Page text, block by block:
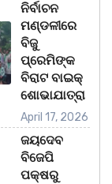
ନିର୍ବାଚନ
ମଣ୍ଡଳୀରେ
ବିଜୁ
ପ୍ରେମିଙ୍କ
ବିରାଟ ବାଇକ୍
ଶୋଭାଯାତ୍ରା
April 17, 2026
ଜୟଦେବ
ବିଜେପି
ପକ୍ଷରୁ